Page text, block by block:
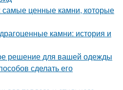
ценные камни, которые
камни: история и
решение для вашей одежды
сделать его